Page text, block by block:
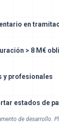
en
> 8 M€
y profesionales
estados de
de desarrollo.